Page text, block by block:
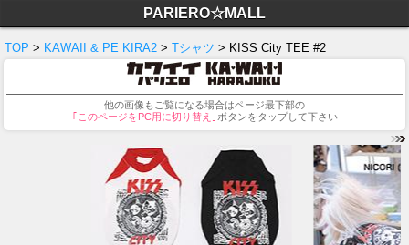
PARIERO☆MALL
TOP > KAWAII & PE KIRA2 > Tシャツ > KISS City TEE #2
他の画像もご覧になる場合はページ最下部の
｢このページをPC用に切り替え｣ ボタンをタップして下さい